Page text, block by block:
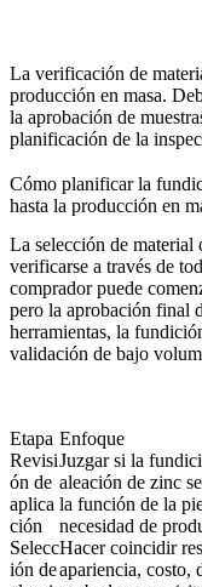
La verificación de
producción en masa.
la aprobación de
planificación de la
Cómo planificar la
hasta la producción en
La selección de material
verificarse a través de
comprador puede
pero la aprobación final
herramientas, la
validación de bajo
Etapa Enfoque
Revisi
ón de
aplica
ción
Juzgar si la
aleación de zinc
la función de la
necesidad de
Selecc
ión de
Hacer coincidir
apariencia, costo,